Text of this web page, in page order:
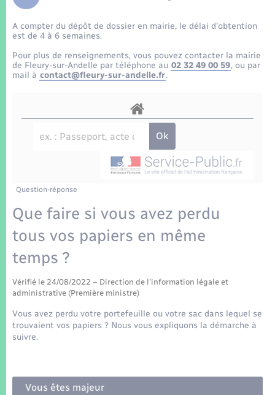
Etat-civil - Papiers - Citoyenneté
Mariage – PACS
Parrainage civil
Logement - Urbanisme
Nouvel habitant
Organisation d’événement
Sécurité - Prévention
Seniors
Transports
Transports scolaires
Travaux - Autorisation d’occupation de l’espace
public
Compétences
Plan interactif
La Communauté de communes
A compter du dépôt de dossier en mairie, le délai d’obtention
est de 4 à 6 semaines.
Pour plus de renseignements, vous pouvez contacter la mairie
de Fleury-sur-Andelle par téléphone au 02 32 49 00 59, ou par
mail à contact@fleury-sur-andelle.fr.
Question-réponse
Que faire si vous avez perdu
tous vos papiers en même
temps ?
Vérifié le 24/08/2022 – Direction de l'information légale et
administrative (Première ministre)
Vous avez perdu votre portefeuille ou votre sac dans lequel se
trouvaient vos papiers ? Nous vous expliquons la démarche à
suivre.
Vous êtes majeur